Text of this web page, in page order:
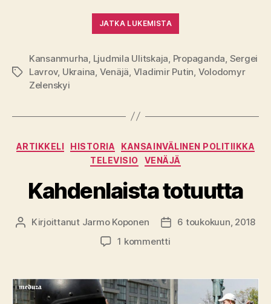
JATKA LUKEMISTA
Avainsanat
Kansanmurha, Ljudmila Ulitskaja, Propaganda, Sergei
Lavrov, Ukraina, Venäjä, Vladimir Putin, Volodomyr
Zelenskyi
Kategoriat
ARTIKKELI HISTORIA
KANSAINVÄLINEN POLITIIKKA
TELEVISIO
VENÄJÄ
Kahdenlaista totuutta
Kirjoittaja
Kirjoittanut Jarmo Koponen Julkaisupäivämäärä
6 toukokuun, 2018
1 kommenttiartikkeliin